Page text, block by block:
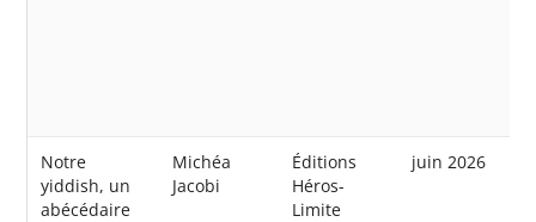
Notre
yiddish, un
abécédaire
Michéa
Jacobi
Éditions
Héros-
Limite
juin 2026